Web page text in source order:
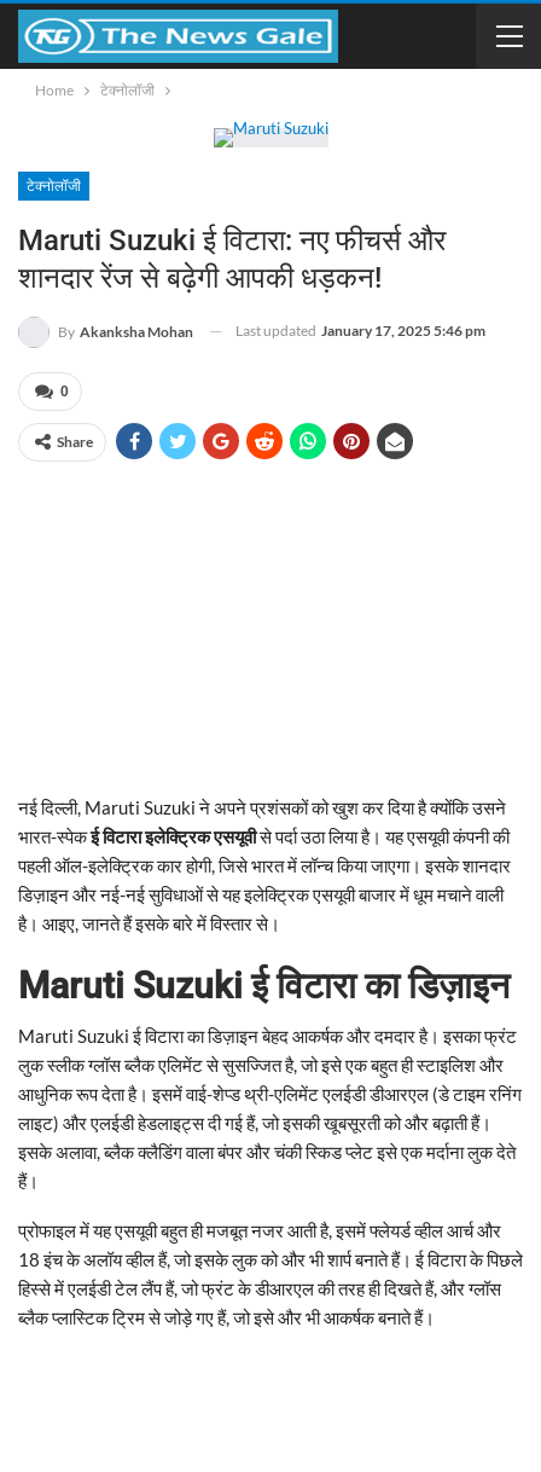
Home टेक्नोलॉजी
टेक्नोलॉजी
Maruti Suzuki ई विटारा: नए फीचर्स और
शानदार रेंज से बढ़ेगी आपकी धड़कन!
By Akanksha Mohan Last updated January 17, 2025 5:46 pm
0
Share
नई दिल्ली, Maruti Suzuki ने अपने प्रशंसकों को खुश कर दिया है क्योंकि उसने
भारत-स्पेकई विटारा इलेक्ट्रिक एसयूवीसे पर्दा उठा लिया है। यह एसयूवी कंपनी की
पहली ऑल-इलेक्ट्रिक कार होगी, जिसे भारत में लॉन्च किया जाएगा। इसके शानदार
डिज़ाइन और नई-नई सुविधाओं से यह इलेक्ट्रिक एसयूवी बाजार में धूम मचाने वाली
है। आइए, जानते हैं इसके बारे में विस्तार से।
Maruti Suzuki ई विटारा का डिज़ाइन
Maruti Suzuki ई विटारा का डिज़ाइन बेहद आकर्षक और दमदार है। इसका फ्रंट
लुक स्लीक ग्लॉस ब्लैक एलिमेंट से सुसज्जित है, जो इसे एक बहुत ही स्टाइलिश और
आधुनिक रूप देता है। इसमें वाई-शेप्ड थ्री-एलिमेंट एलईडी डीआरएल (डे टाइम रनिंग
लाइट) और एलईडी हेडलाइट्स दी गई हैं, जो इसकी खूबसूरती को और बढ़ाती हैं।
इसके अलावा, ब्लैक क्लैडिंग वाला बंपर और चंकी स्किड प्लेट इसे एक मर्दाना लुक देते
हैं।
प्रोफाइल में यह एसयूवी बहुत ही मजबूत नजर आती है, इसमें फ्लेयर्ड व्हील आर्च और
18 इंच के अलॉय व्हील हैं, जो इसके लुक को और भी शार्प बनाते हैं। ई विटारा के पिछले
हिस्से में एलईडी टेल लैंप हैं, जो फ्रंट के डीआरएल की तरह ही दिखते हैं, और ग्लॉस
ब्लैक प्लास्टिक ट्रिम से जोड़े गए हैं, जो इसे और भी आकर्षक बनाते हैं।